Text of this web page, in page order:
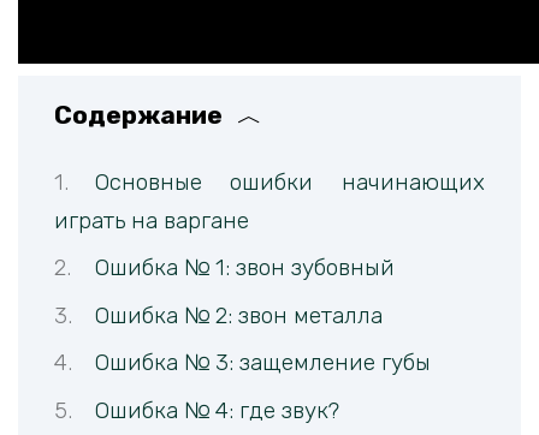
Содержание
Основные ошибки начинающих
играть на варгане
Ошибка № 1: звон зубовный
Ошибка № 2: звон металла
Ошибка № 3: защемление губы
Ошибка № 4: где звук?